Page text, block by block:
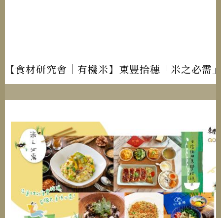
【食材研究會│有機米】東豐拾穗「米之必